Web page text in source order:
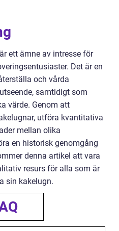
ett ämne av intresse för
Det är en
och vårda
samtidigt som
värde. Genom att
utföra kvantitativa
mellan olika
en historisk genomgång
denna artikel att vara
resurs för alla som är
sin kakelugn.